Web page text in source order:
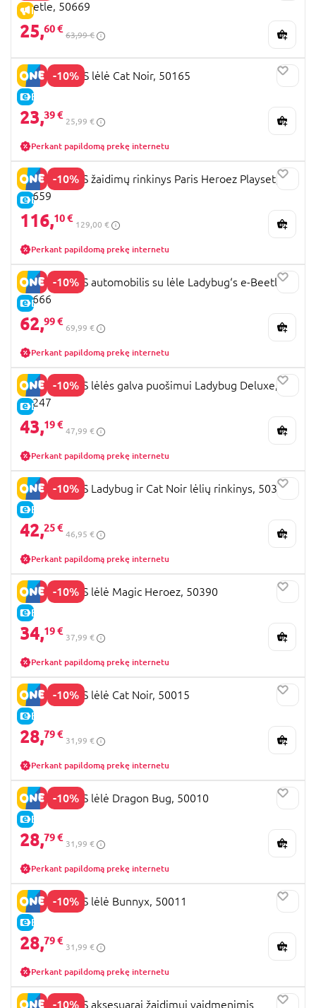
IŠPARDAVIMAS
Beetle, 50669
25,60 €
63,99 €
-10%
E-KAINA
MIRACOLOUS lėlė Cat Noir, 50165
23,39 €
25,99 €
Perkant papildomą prekę internetu
-10%
E-KAINA
MIRACULOUS žaidimų rinkinys Paris Heroez Playset,
50659
116,10 €
129,00 €
Perkant papildomą prekę internetu
-10%
E-KAINA
MIRACULOUS automobilis su lėle Ladybug‘s e-Beetle,
50666
62,99 €
69,99 €
Perkant papildomą prekę internetu
-10%
E-KAINA
MIRACULOUS lėlės galva puošimui Ladybug Deluxe,
50247
43,19 €
47,99 €
Perkant papildomą prekę internetu
-10%
E-KAINA
MIRACULOUS Ladybug ir Cat Noir lėlių rinkinys, 503651
42,25 €
46,95 €
Perkant papildomą prekę internetu
-10%
E-KAINA
MIRACULOUS lėlė Magic Heroez, 50390
34,19 €
37,99 €
Perkant papildomą prekę internetu
-10%
E-KAINA
MIRACULOUS lėlė Cat Noir, 50015
28,79 €
31,99 €
Perkant papildomą prekę internetu
-10%
E-KAINA
MIRACULOUS lėlė Dragon Bug, 50010
28,79 €
31,99 €
Perkant papildomą prekę internetu
-10%
E-KAINA
MIRACULOUS lėlė Bunnyx, 50011
28,79 €
31,99 €
Perkant papildomą prekę internetu
-10%
MIRACULOUS aksesuarai žaidimui vaidmenimis